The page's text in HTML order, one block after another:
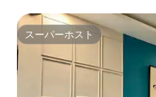
スーパーホスト
スーパーホスト